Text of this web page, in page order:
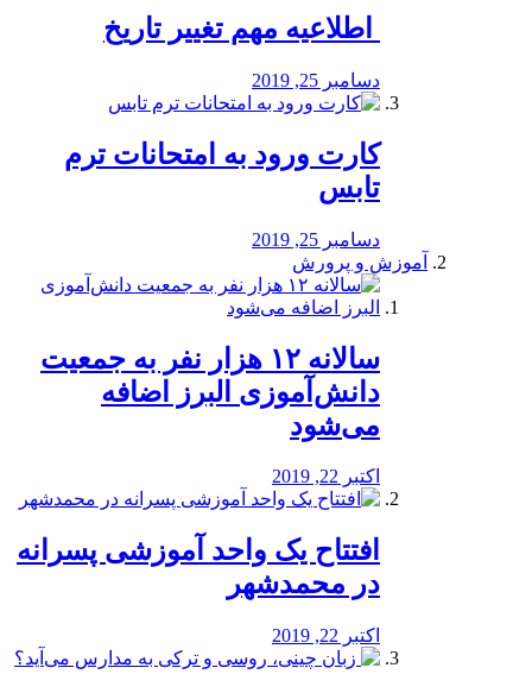
️ اطلاعیه مهم تغییر تاریخ
دسامبر 25, 2019
کارت ورود به امتحانات ترم
تابس
دسامبر 25, 2019
آموزش و پرورش
️سالانه ۱۲ هزار نفر به جمعیت
دانش‌آموزی البرز اضافه
می‌شود
اکتبر 22, 2019
افتتاح یک واحد آموزشی پسرانه
در محمدشهر
اکتبر 22, 2019